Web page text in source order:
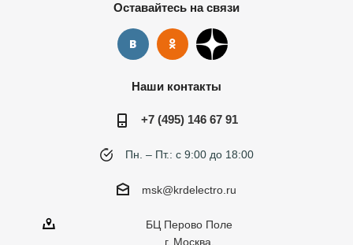
Оставайтесь на связи
Наши контакты
+7 (495) 146 67 91
Пн. – Пт.: с 9:00 до 18:00
msk@krdelectro.ru
БЦ Перово Поле
г. Москва,